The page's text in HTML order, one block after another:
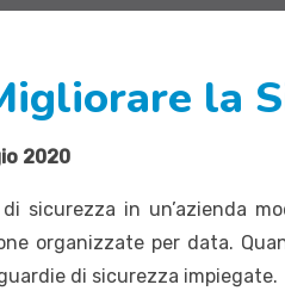
la
2020
sicurezza in un’azienda
organizzate per data.
di sicurezza impiegate.